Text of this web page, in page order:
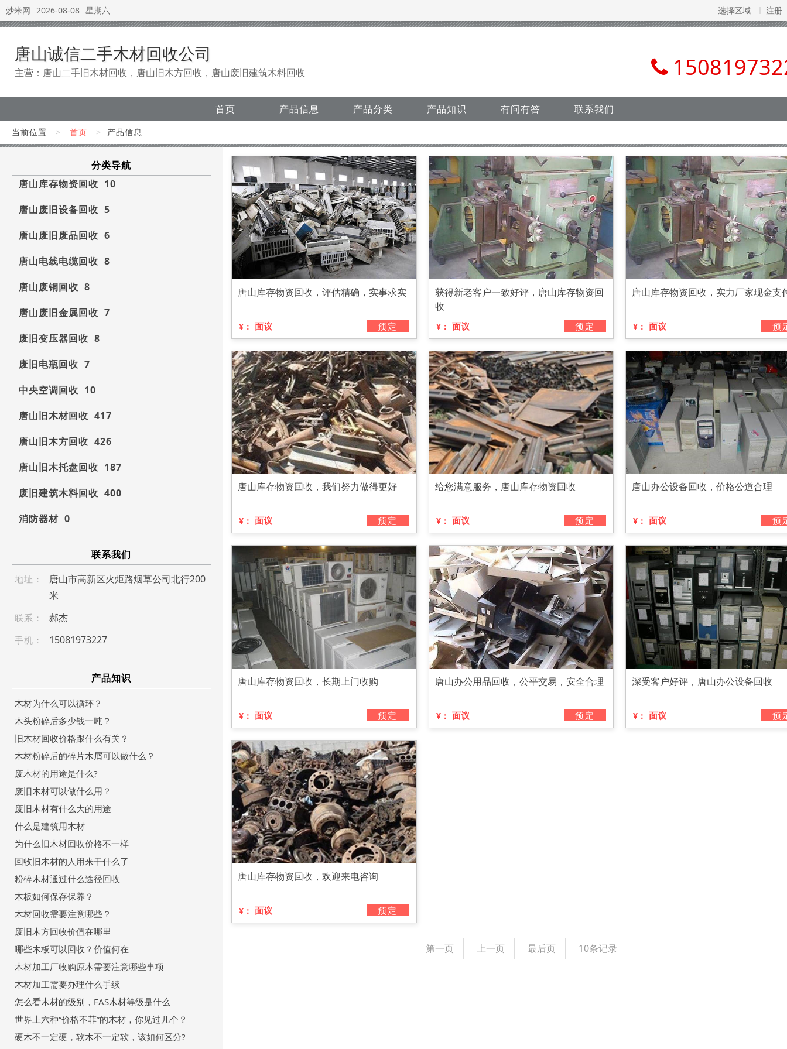
炒米网 2026-08-08 星期六 选择区域 注册
唐山诚信二手木材回收公司
主营：唐山二手旧木材回收，唐山旧木方回收，唐山废旧建筑木料回收
首页 产品信息 产品分类 产品知识 有问有答 联系我们
当前位置 > 首页 > 产品信息
分类导航
唐山库存物资回收 10
唐山废旧设备回收 5
唐山废旧废品回收 6
唐山电线电缆回收 8
唐山废铜回收 8
唐山废旧金属回收 7
废旧变压器回收 8
废旧电瓶回收 7
中央空调回收 10
唐山旧木材回收 417
唐山旧木方回收 426
唐山旧木托盘回收 187
废旧建筑木料回收 400
消防器材 0
联系我们
地址：
唐山市高新区火炬路烟草公司北行200
米
联系： 郝杰
手机： 1 5 08 197 322 7
产品知识
木材为什么可以循环？
木头粉碎后多少钱一吨？
旧木材回收价格跟什么有关？
木材粉碎后的碎片木屑可以做什么？
废木材的用途是什么?
废旧木材可以做什么用？
废旧木材有什么大的用途
什么是建筑用木材
为什么旧木材回收价格不一样
回收旧木材的人用来干什么了
粉碎木材通过什么途径回收
木板如何保存保养？
木材回收需要注意哪些？
废旧木方回收价值在哪里
哪些木板可以回收？价值何在
木材加工厂收购原木需要注意哪些事项
木材加工需要办理什么手续
怎么看木材的级别，FAS木材等级是什么
世界上六种“价格不菲”的木材，你见过几个？
硬木不一定硬，软木不一定软，该如何区分?
唐山库存物资回收，评估精确，实事求实
¥： 面议 预定
获得新老客户一致好评，唐山库存物资回
收
¥： 面议 预定
唐山库存物资回收，实力厂家现金支
¥： 面议 预
唐山库存物资回收，我们努力做得更好
¥： 面议 预定
给您满意服务，唐山库存物资回收
¥： 面议 预定
唐山办公设备回收，价格公道合理
¥： 面议 预
唐山库存物资回收，长期上门收购
¥： 面议 预定
唐山办公用品回收，公平交易，安全合理
¥： 面议 预定
深受客户好评，唐山办公设备回收
¥： 面议 预
唐山库存物资回收，欢迎来电咨询
¥： 面议 预定
第一页 上一页 最后页 10条记录